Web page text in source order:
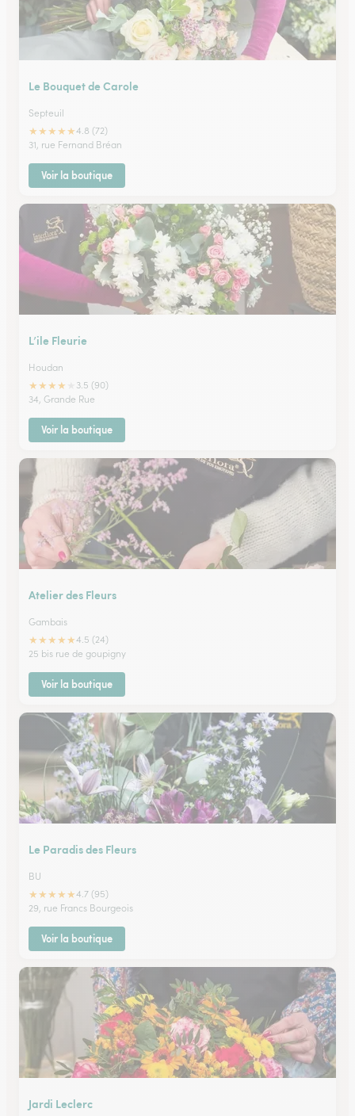
Le Bouquet de Carole
Septeuil
★★★★★4.8 (72)
31, rue Fernand Bréan
Voir la boutique
L’ile Fleurie
Houdan
★★★★
3.5 (90)
34, Grande Rue
Voir la boutique
Atelier des Fleurs
Gambais
★★★★★4.5 (24)
25 bis rue de goupigny
Voir la boutique
Le Paradis des Fleurs
BU
★★★★★4.7 (95)
29, rue Francs Bourgeois
Voir la boutique
Jardi Leclerc